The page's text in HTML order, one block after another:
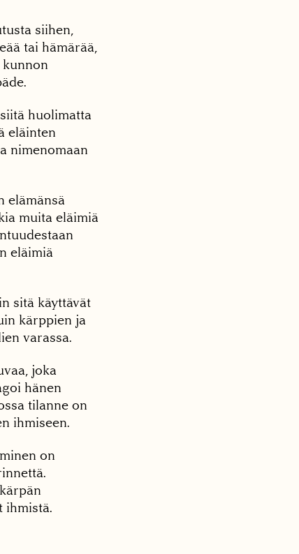
siihen,
tai hämärää,
huolimatta
eläinten
nimenomaan
elämänsä
muita eläimiä
eläimiä
sitä käyttävät
kärppien ja
varassa.
joka
hänen
tilanne on
ihmiseen.
on
ihmistä.